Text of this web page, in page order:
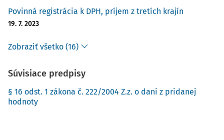
Povinná registrácia k DPH, príjem z tretích krajín
19. 7. 2023
Zobraziť všetko (16)
Súvisiace predpisy
§ 16 odst. 1 zákona č. 222/2004 Z.z. o dani z pridanej
hodnoty